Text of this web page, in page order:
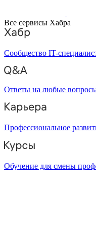
Все сервисы Хабра
Сообщество IT-
Ответы на любые
Профессиональное
Обучение для смены